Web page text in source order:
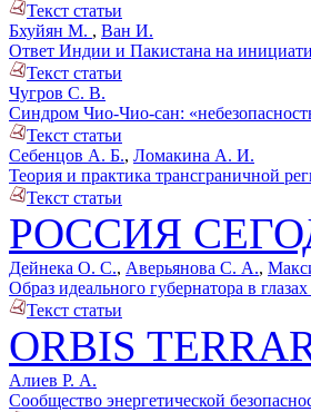
Текст статьи
Бхуйян М. , Ван И.
Ответ Индии и Пакистана на
Текст статьи
Чугров С. В.
Синдром Чио-Чио-сан:
Текст статьи
Себенцов А. Б., Ломакина А. И.
Теория и практика трансграничной
Текст статьи
РОССИЯ
Дейнека О. С., Аверьянова С. А.,
Образ идеального губернатора в
Текст статьи
ORBIS
Алиев Р. А.
Сообщество энергетической